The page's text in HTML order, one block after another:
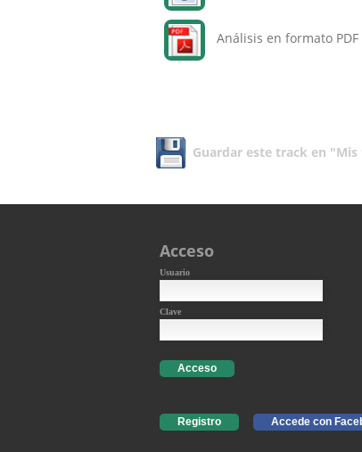
Análisis en formato PDF
Guardar este track en
Acceso
Usuario
Clave
Acceso
Registro Accede con